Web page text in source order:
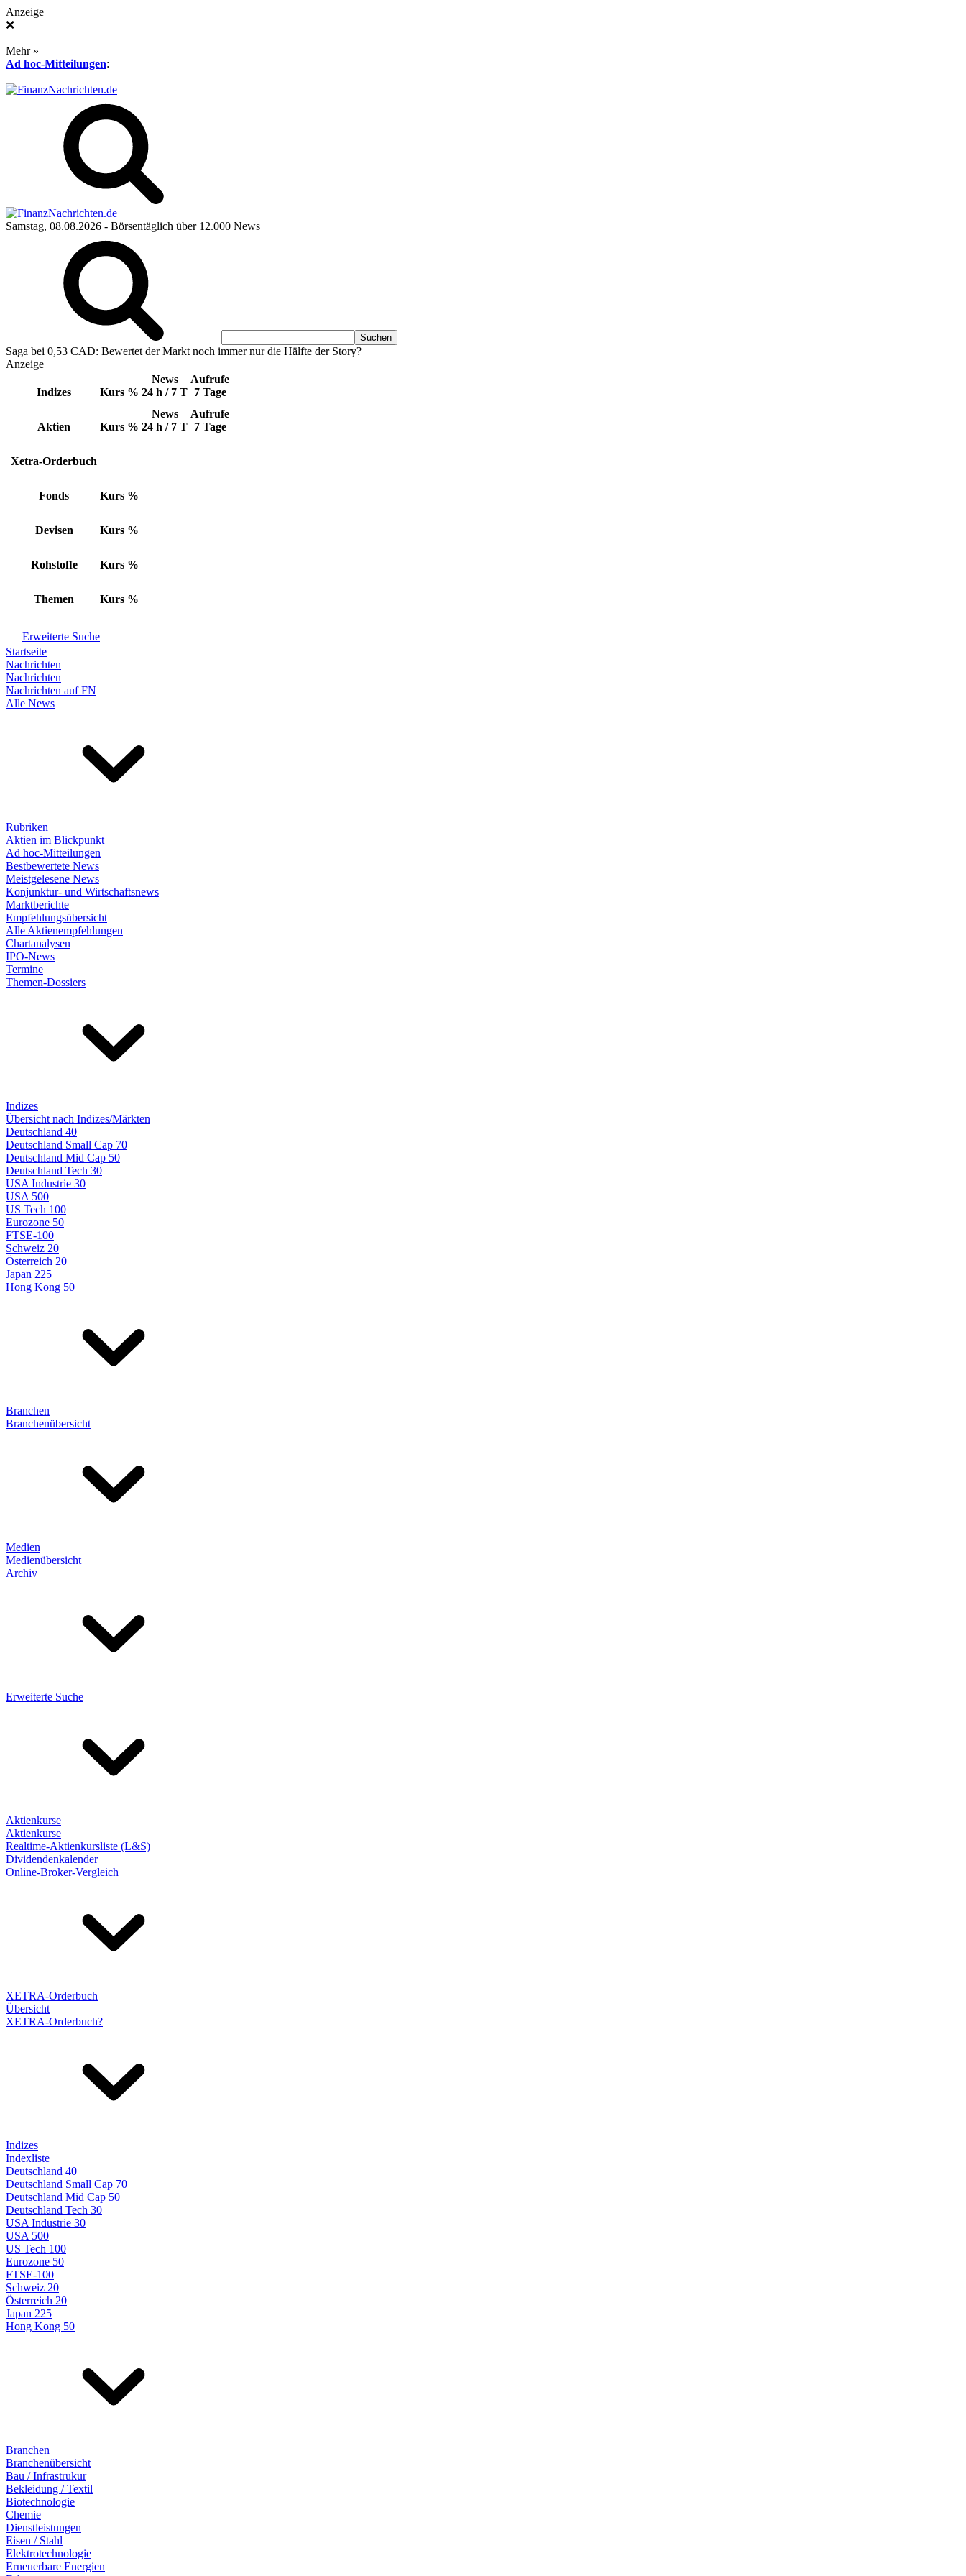
Anzeige
❌
Mehr »
Ad hoc-Mitteilungen:
Samstag, 08.08.2026 - Börsentäglich über 12.000 News
Saga bei 0,53 CAD: Bewertet der Markt noch immer nur die Hälfte der Story?
Anzeige
Indizes Kurs %
News
24 h / 7 T
Aufrufe
7 Tage
Aktien Kurs %
News
24 h / 7 T
Aufrufe
7 Tage
Xetra-Orderbuch
Fonds Kurs %
Devisen Kurs %
Rohstoffe Kurs %
Themen Kurs %
Erweiterte Suche
Startseite
Nachrichten
Nachrichten
Nachrichten auf FN
Alle News
Rubriken
Aktien im Blickpunkt
Ad hoc-Mitteilungen
Bestbewertete News
Meistgelesene News
Konjunktur- und Wirtschaftsnews
Marktberichte
Empfehlungsübersicht
Alle Aktienempfehlungen
Chartanalysen
IPO-News
Termine
Themen-Dossiers
Indizes
Übersicht nach Indizes/Märkten
Deutschland 40
Deutschland Small Cap 70
Deutschland Mid Cap 50
Deutschland Tech 30
USA Industrie 30
USA 500
US Tech 100
Eurozone 50
FTSE-100
Schweiz 20
Österreich 20
Japan 225
Hong Kong 50
Branchen
Branchenübersicht
Medien
Medienübersicht
Archiv
Erweiterte Suche
Aktienkurse
Aktienkurse
Realtime-Aktienkursliste (L&S)
Dividendenkalender
Online-Broker-Vergleich
XETRA-Orderbuch
Übersicht
XETRA-Orderbuch?
Indizes
Indexliste
Deutschland 40
Deutschland Small Cap 70
Deutschland Mid Cap 50
Deutschland Tech 30
USA Industrie 30
USA 500
US Tech 100
Eurozone 50
FTSE-100
Schweiz 20
Österreich 20
Japan 225
Hong Kong 50
Branchen
Branchenübersicht
Bau / Infrastrukur
Bekleidung / Textil
Biotechnologie
Chemie
Dienstleistungen
Eisen / Stahl
Elektrotechnologie
Erneuerbare Energien